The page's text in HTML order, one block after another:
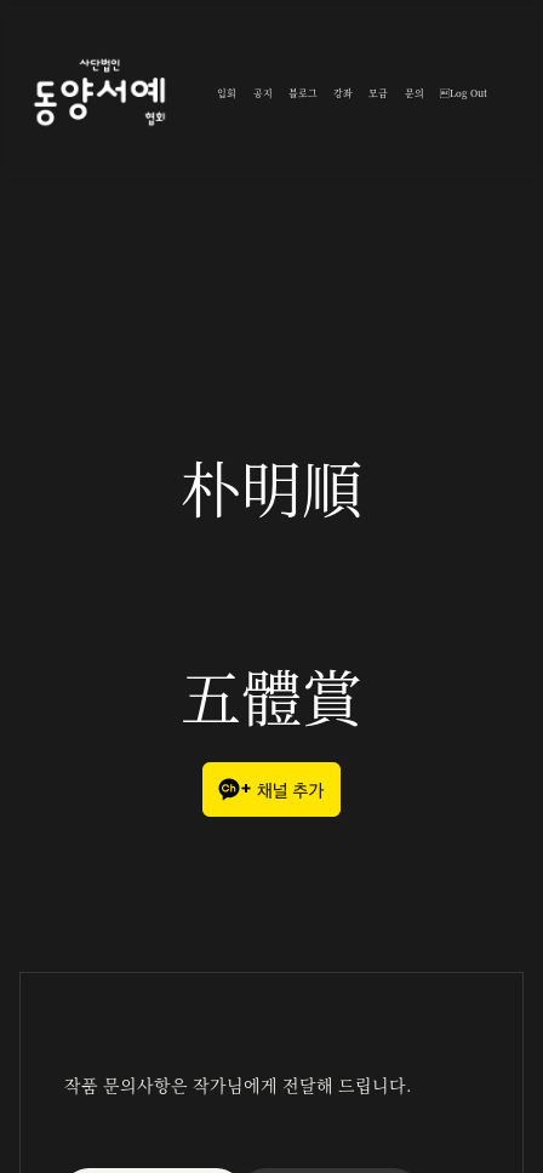
입회 공지 블로그 강좌 모금 문의 Log Out
朴明順
五體賞
작품 문의사항은 작가님에게 전달해 드립니다.